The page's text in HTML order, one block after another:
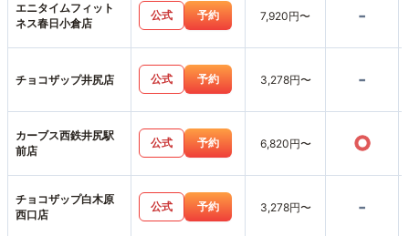
エニタイムフィット
ネス春日小倉店
公式 予約 7,920円〜 -
チョコザップ井尻店 公式 予約 3,278円〜 -
カーブス西鉄井尻駅
前店
公式 予約 6,820円〜 ○
チョコザップ白木原
西口店
公式 予約 3,278円〜 -